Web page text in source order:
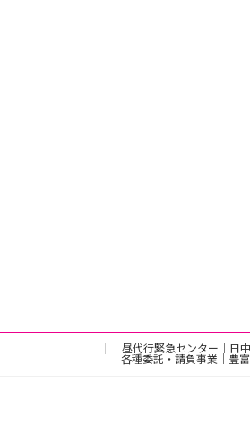
昼代行緊急センター｜日
各種委託・請負事業｜豊